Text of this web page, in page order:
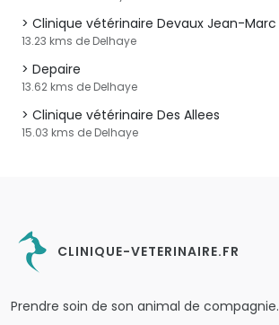
Clinique vétérinaire Devaux Jean-Marc
13.23 kms de Delhaye
Depaire
13.62 kms de Delhaye
Clinique vétérinaire Des Allees
15.03 kms de Delhaye
CLINIQUE-VETERINAIRE.FR
Prendre soin de son animal de compagnie.